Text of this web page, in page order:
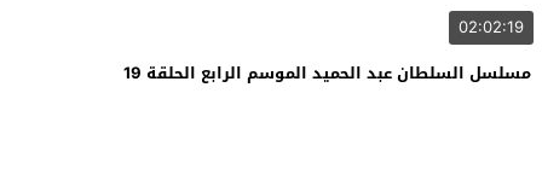
02:02:19
مسلسل السلطان عبد الحميد الموسم الرابع الحلقة 19